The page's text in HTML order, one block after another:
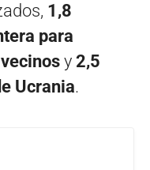
1,8
para
y 2,5
Ucrania.